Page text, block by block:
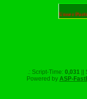
.: Script-Time: 0,031
Powered by ASP-